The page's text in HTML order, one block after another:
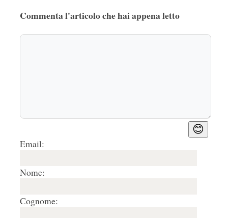
Commenta l'articolo che hai appena letto
😊
Email:
Nome:
Cognome: